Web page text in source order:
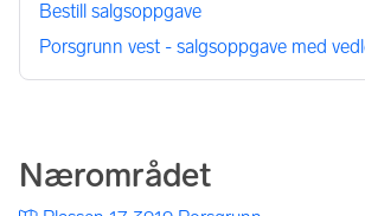
Bestill salgsoppgave
Porsgrunn vest - salgsoppgave med
Nærområdet